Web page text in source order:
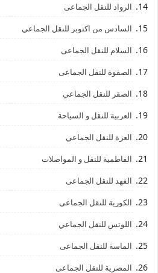
الرواد للنقل الجماعى
السادس من اكتوبر للنقل الجماعي
السلام للنقل الجماعى
الصفوة للنقل الجماعى
الصقر للنقل الجماعي
العربية للنقل و السياحة
العزة للنقل الجماعي
الفاطمية للنقل و المواصلات
الفهد للنقل الجماعى
الكورية للنقل الجماعى
اللوتس للنقل الجماعي
الماسة للنقل الجماعى
المصرية للنقل الجماعى